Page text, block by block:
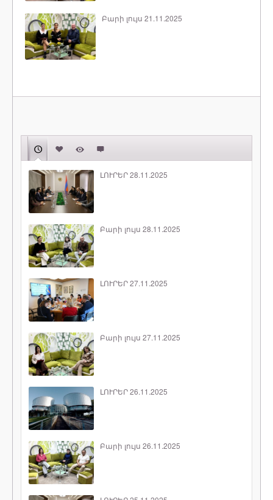
Բարի լույս 21.11.2025
ԼՈՒՐԵՐ 28.11.2025
Բարի լույս 28.11.2025
ԼՈՒՐԵՐ 27.11.2025
Բարի լույս 27.11.2025
ԼՈՒՐԵՐ 26.11.2025
Բարի լույս 26.11.2025